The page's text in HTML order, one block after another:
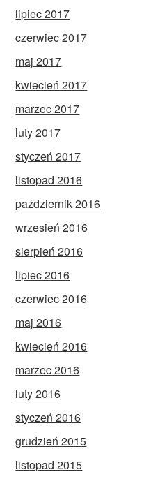
lipiec 2017
czerwiec 2017
maj 2017
kwiecień 2017
marzec 2017
luty 2017
styczeń 2017
listopad 2016
październik 2016
wrzesień 2016
sierpień 2016
lipiec 2016
czerwiec 2016
maj 2016
kwiecień 2016
marzec 2016
luty 2016
styczeń 2016
grudzień 2015
listopad 2015